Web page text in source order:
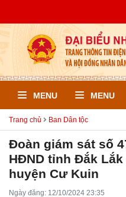
MENU MENU
Trang chủ Ban Dân tộc
Đoàn giám sát số
HĐND tỉnh Đắk
huyện Cư Kuin
Ngày đăng: 12/10/2024 23:35